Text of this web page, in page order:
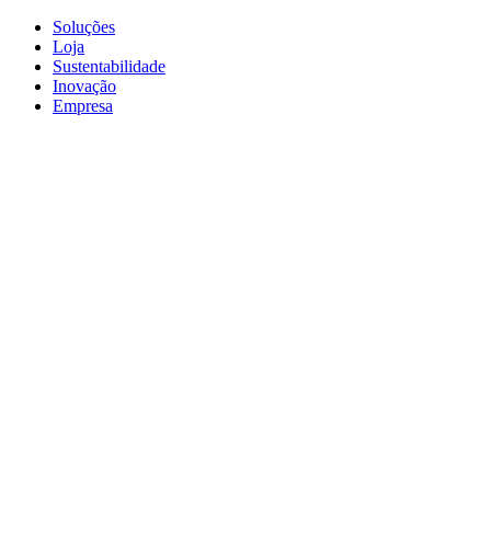
Soluções
Loja
Sustentabilidade
Inovação
Empresa